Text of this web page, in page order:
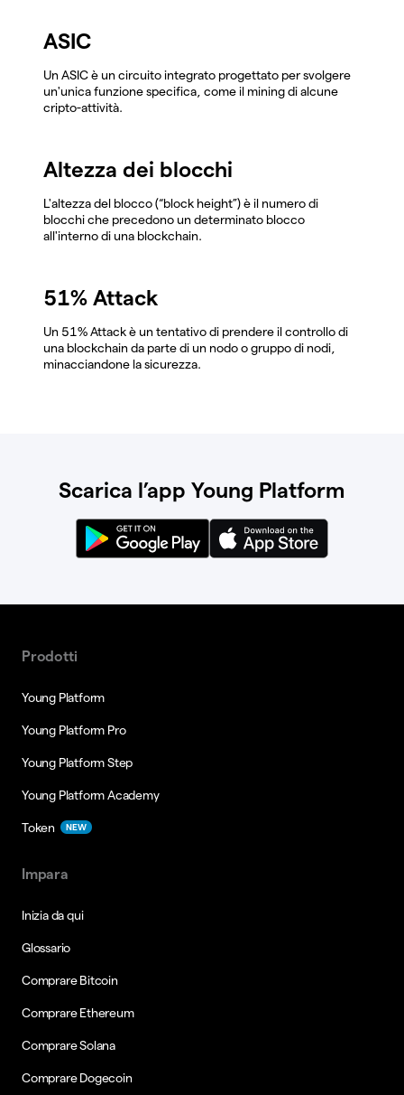
ASIC
Un ASIC è un circuito integrato progettato per svolgere
un'unica funzione specifica, come il mining di alcune
cripto-attività.
Altezza dei blocchi
L'altezza del blocco (“block height”) è il numero di
blocchi che precedono un determinato blocco
all'interno di una blockchain.
51% Attack
Un 51% Attack è un tentativo di prendere il controllo di
una blockchain da parte di un nodo o gruppo di nodi,
minacciandone la sicurezza.
Scarica l’app Young Platform
Prodotti
Young Platform
Young Platform Pro
Young Platform Step
Young Platform Academy
Token NEW
Impara
Inizia da qui
Glossario
Comprare Bitcoin
Comprare Ethereum
Comprare Solana
Comprare Dogecoin